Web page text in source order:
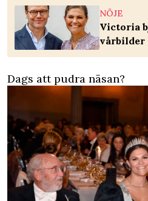
NÖJE
Victoria
vårbilder
Dags att pudra näsan?